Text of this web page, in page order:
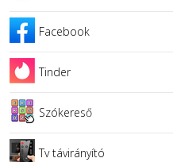
Facebook
Tinder
Szókereső
Tv távirányító